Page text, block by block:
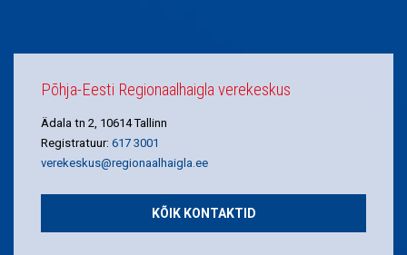
Põhja-Eesti Regionaalhaigla verekeskus
Ädala tn 2, 10614 Tallinn
Registratuur: 617 3001
verekeskus@regionaalhaigla.ee
KÕIK KONTAKTID